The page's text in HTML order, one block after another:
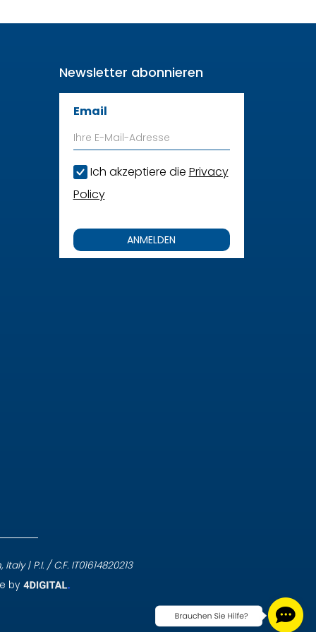
Newsletter abonnieren
Email
Ich akzeptiere die Privacy
Policy
ANMELDEN
| P.I. / C.F. IT01614820213
by